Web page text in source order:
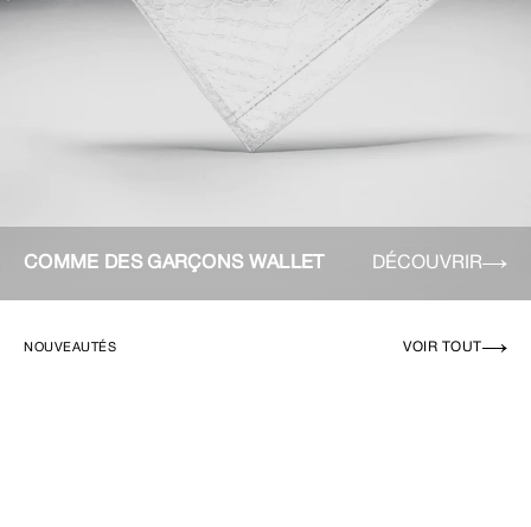
COMME DES GARÇONS WALLET DÉCOUVRIR
NOUVEAUTÉS VOIR TOUT